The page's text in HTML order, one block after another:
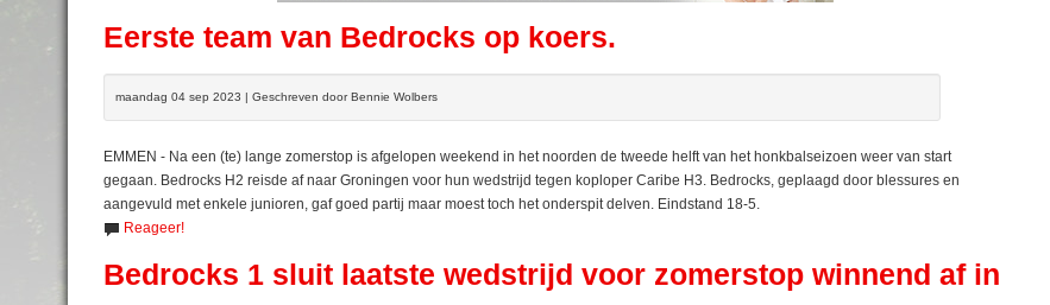
Eerste team van Bedrocks op koers.
maandag 04 sep 2023 | Geschreven door Bennie Wolbers
EMMEN - Na een (te) lange zomerstop is afgelopen weekend in het noorden de tweede helft van het honkbalseizoen weer van start
gegaan. Bedrocks H2 reisde af naar Groningen voor hun wedstrijd tegen koploper Caribe H3. Bedrocks, geplaagd door blessures en
aangevuld met enkele junioren, gaf goed partij maar moest toch het onderspit delven. Eindstand 18-5.
Reageer!
Bedrocks 1 sluit laatste wedstrijd voor zomerstop winnend af in